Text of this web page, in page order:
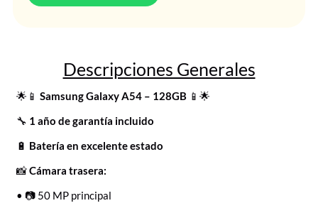
Descripciones Generales
🌟📱 Samsung Galaxy A54 – 128GB 📱🌟
🔧 1 año de garantía incluido
🔋 Batería en excelente estado
📸Cámara trasera:
• 📷 50 MP principal